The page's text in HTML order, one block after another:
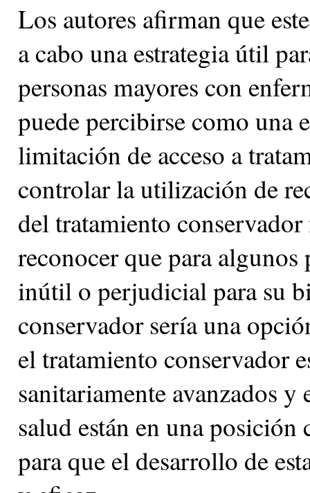
Los autores afirman que
a cabo una estrategia útil
personas mayores con
puede percibirse como una
limitación de acceso a
controlar la utilización de
del tratamiento
reconocer que para
inútil o perjudicial para su
conservador sería una
el tratamiento conservador
sanitariamente avanzados
salud están en una
para que el desarrollo de